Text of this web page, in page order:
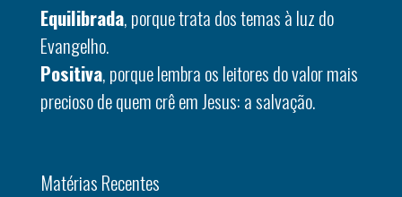
Equilibrada, porque trata dos temas à luz do
Evangelho.
Positiva, porque lembra os leitores do valor mais
precioso de quem crê em Jesus: a salvação.
Matérias Recentes